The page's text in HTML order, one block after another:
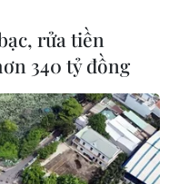
sâurửa tiền
340 tỷ đồng